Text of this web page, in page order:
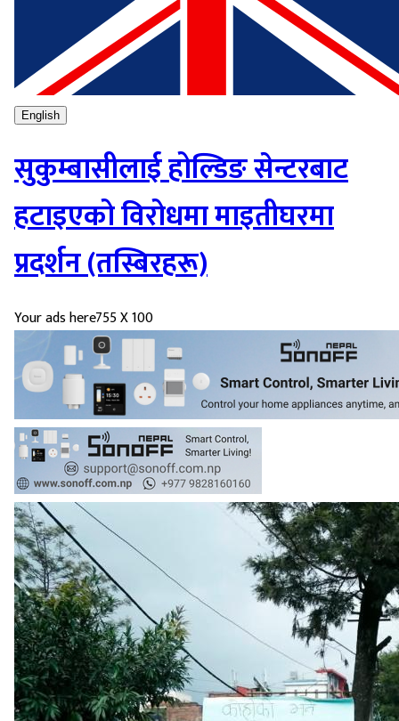
English
सुकुम्बासीलाई होल्डिङ सेन्टरबाट
हटाइएको विरोधमा माइतीघरमा
प्रदर्शन (तस्बिरहरू)
Your ads here755 X 100